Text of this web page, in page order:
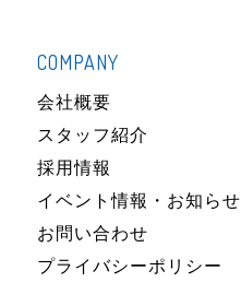
COMPANY
会社概要
スタッフ紹介
採用情報
イベント情報・お知らせ
お問い合わせ
プライバシーポリシー